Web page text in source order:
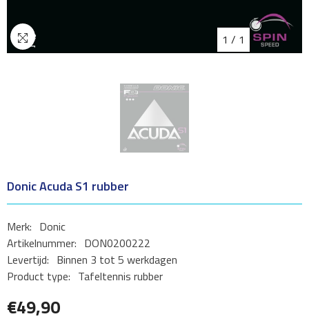
1 / 1
Donic Acuda S1 rubber
Merk: Donic
Artikelnummer: DON0200222
Levertijd: Binnen 3 tot 5 werkdagen
Product type: Tafeltennis rubber
€49,90